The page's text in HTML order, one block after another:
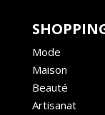
Mode
Maison
Beauté
Artisanat